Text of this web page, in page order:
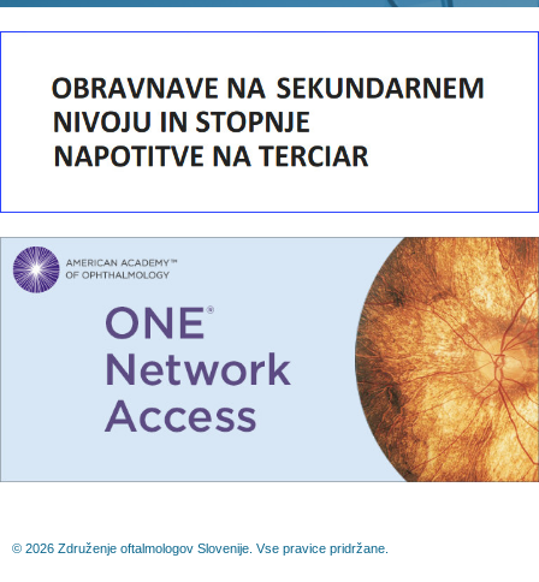
© 2026 Združenje oftalmologov Slovenije. Vse pravice pridržane.